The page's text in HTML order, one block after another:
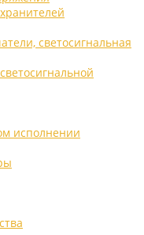
светосигнальная
исполнении